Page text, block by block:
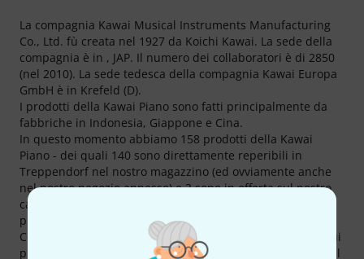
La compagnia Kawai Musical Instruments Manufacturing
Co., Ltd. fù creata nel 1927 da Koichi Kawai. La sede della
compagnia è in , JAP. Il numero dei collaboratori è di 2850
(nel 2010). La sede tedesca della compagnia Kawai Europa
GmbH è in Krefeld (D).
I prodotti della Kawai Piano sono fatti principalmente da
fabbriche in Indonesia, Giappone e Cina.
In questo momento abbiamo 158 prodotti della Kawai
Piano - dei quali 140 sono direttamente reperibili in
Treppendorf nel nostro magazzino (ed ovviamente anche
nel nostro negozio annesso) e 3 sono in offerta sul nostro
catalogo Hot Deals.. La marca Kawai è dal 1989 nel nostro
programma.
Con un totale di 3309 multimendia, giudizi e recensioni sui
prodotti Kawai Music-troverete informazioni aggiuntive sul